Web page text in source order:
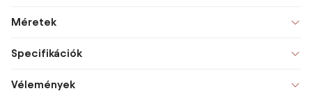
Méretek
Specifikációk
Vélemények